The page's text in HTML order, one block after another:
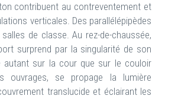
contribuent au contreventement et
verticales. Des parallélépipèdes
de classe. Au rez-de-chaussée,
surprend par la singularité de son
autant sur la cour que sur le couloir
ouvrages, se propage la lumière
translucide et éclairant les